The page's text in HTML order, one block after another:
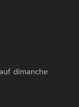
dimanche